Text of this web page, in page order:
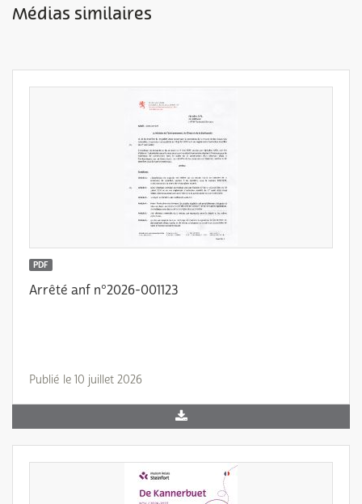
Médias similaires
PDF
Arrêté anf n°2026-001123
Publié le 10 juillet 2026